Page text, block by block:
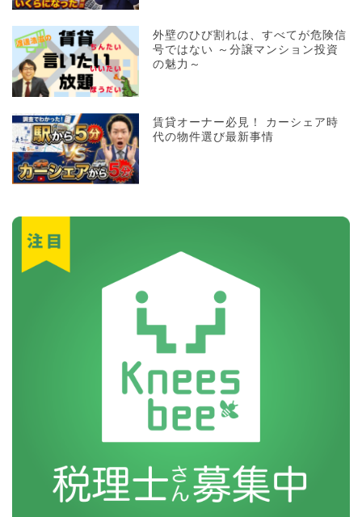
外壁のひび割れは、すべてが危険信
号ではない ～分譲マンション投資
の魅力～
賃貸オーナー必見！ カーシェア時
代の物件選び最新事情